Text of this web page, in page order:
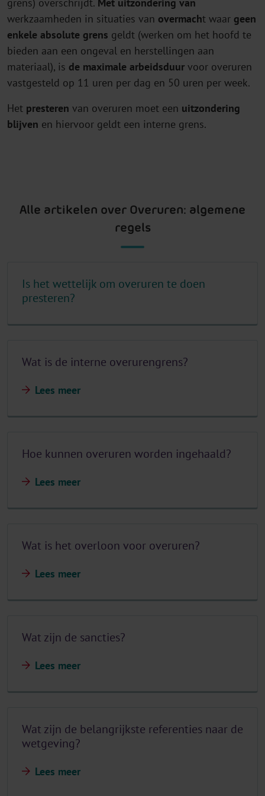
werkzaamheden in situaties van overmacht waar geen
enkele absolute grens geldt (werken om het hoofd te
bieden aan een ongeval en herstellingen aan
materiaal), is de maximale arbeidsduur voor overuren
vastgesteld op 11 uren per dag en 50 uren per week.
Het presteren van overuren moet een uitzondering
blijven en hiervoor geldt een interne grens.
Alle artikelen over Overuren: algemene
regels
Is het wettelijk om overuren te doen
presteren?
Wat is de interne overurengrens?
Lees meer
Hoe kunnen overuren worden ingehaald?
Lees meer
Wat is het overloon voor overuren?
Lees meer
Wat zijn de sancties?
Lees meer
Wat zijn de belangrijkste referenties naar de
wetgeving?
Lees meer